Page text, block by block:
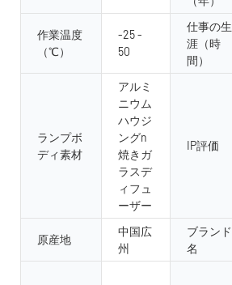
作業温度
（℃）
-25 -
50
仕事の生
涯（時
間）
ランプボ
ディ素材
アルミ
ニウム
ハウジ
ングn
焼きガ
ラスデ
ィフュ
ーザー
IP評価
原産地
中国広
州
ブランド
名